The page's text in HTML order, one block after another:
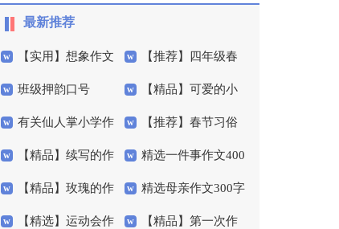
最新推荐
【实用】想象作文
400字集合6篇
【推荐】四年级春
天作文300字汇总10篇
班级押韵口号 【精品】可爱的小
学作文合集7篇
有关仙人掌小学作
文五篇
【推荐】春节习俗
作文600字3篇
【精品】续写的作
文300字锦集8篇
精选一件事作文400
字四篇
【精品】玫瑰的作
文300字四篇
精选母亲作文300字
3篇
【精选】运动会作 【精品】第一次作